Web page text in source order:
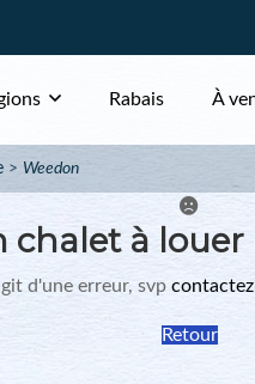
Rabais À
Weedon
chalet à
d'une erreur, svp
Retour